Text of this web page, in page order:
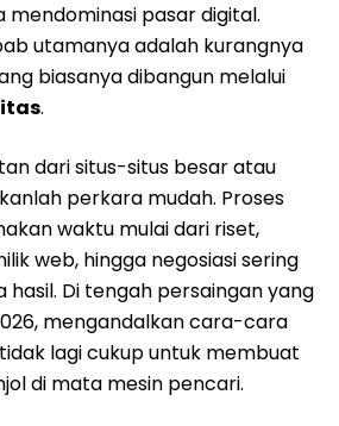
mendominasi pasar digital.
utamanya adalah kurangnya
biasanya dibangun melalui
.
dari situs-situs besar atau
perkara mudah. Proses
waktu mulai dari riset,
web, hingga negosiasi sering
Di tengah persaingan yang
mengandalkan cara-cara
lagi cukup untuk membuat
di mata mesin pencari.